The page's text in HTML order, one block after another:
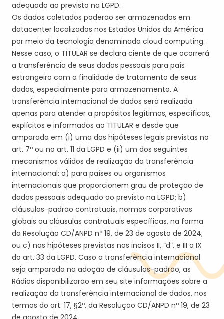
adequado ao previsto na LGPD.
Os dados coletados poderão ser armazenados em
datacenter localizados nos Estados Unidos da América
por meio da tecnologia denominada cloud computing.
Nesse caso, o TITULAR se declara ciente de que ocorrerá
a transferência de seus dados pessoais para país
estrangeiro com a finalidade de tratamento de seus
dados, especialmente para armazenamento. A
transferência internacional de dados será realizada
apenas para atender a propósitos legítimos, específicos,
explícitos e informados ao TITULAR e desde que
amparada em (i) uma das hipóteses legais previstas no
art. 7º ou no art. 11 da LGPD e (ii) um dos seguintes
mecanismos válidos de realização da transferência
internacional: a) para países ou organismos
internacionais que proporcionem grau de proteção de
dados pessoais adequado ao previsto na LGPD; b)
cláusulas-padrão contratuais, normas corporativas
globais ou cláusulas contratuais específicas, na forma
da Resolução CD/ANPD nº 19, de 23 de agosto de 2024;
ou c) nas hipóteses previstas nos incisos II, “d”, e III a IX
do art. 33 da LGPD. Caso a transferência internacional
seja amparada na adoção de cláusulas-padrão, as
Rádios disponibilizarão em seu site informações sobre a
realização da transferência internacional de dados, nos
termos do art. 17, §2º, da Resolução CD/ANPD nº 19, de 23